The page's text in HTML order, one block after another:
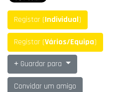
Registar (Individual)
Registar (Vários/Equipa)
Guardar para
Convidar um amigo